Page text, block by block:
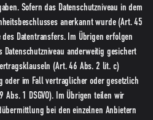
Sofern das Datenschutzniveau in dem
anerkannt wurde (Art. 45
des Datentransfers. Im Übrigen erfolgen
anderweitig gesichert
(Art. 46 Abs. 2 lit. c)
oder im Fall vertraglicher oder gesetzlich
1 DSGVO). Im Übrigen teilen wir
bei den einzelnen Anbietern